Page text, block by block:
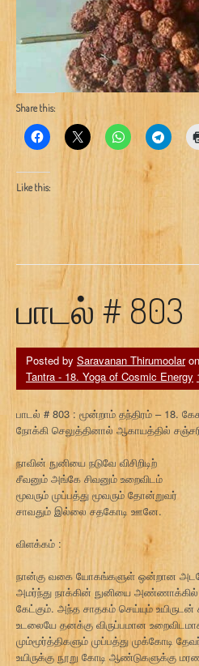
Share this:
Like this:
பாடல் # 803
Posted by Saravanan Thirumoolaron
Tantra - 18. Yoga of Cosmic Energy
பாடல் # 803 : மூன்றாம் தந்திரம் – 18.
நோக்கி செலுத்தினால் ஆகாயத்தில்
நாவின் நுனியை நடுவே விசிறிடிற்
சீவனும் அங்கே சிவனும் உறைவிடம்
மூவரும் முப்பத்து மூவரும் தோன்றுவர்
சாவதும் இல்லை சதகோடி ஊனே.
விளக்கம் :
நான்கு வகை யோகங்களுள் ஒன்றான
அமர்ந்து நாக்கின் நுனியை அண்ணாக்கில்
கேட்கும். அந்த சாதகம் செய்யும்
உடலையே தனக்கு விருப்பமான
மும்மூர்த்திகளும் முப்பத்து முக்கோடி
உயிருக்கு நூறு கோடி ஆண்டுகளுக்கு